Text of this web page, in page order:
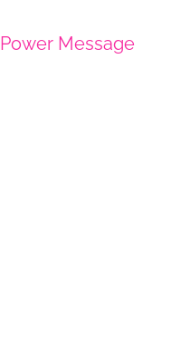
Power Message